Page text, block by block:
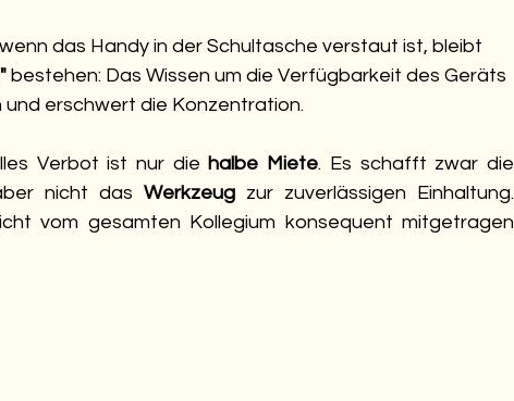
das Handy in der Schultasche verstaut ist, bleibt
bestehen: Das Wissen um die Verfügbarkeit des Geräts
erschwert die Konzentration.
Verbot ist nur die halbe Miete. Es schafft zwar die
nicht das Werkzeug zur zuverlässigen Einhaltung.
vom gesamten Kollegium konsequent mitgetragen